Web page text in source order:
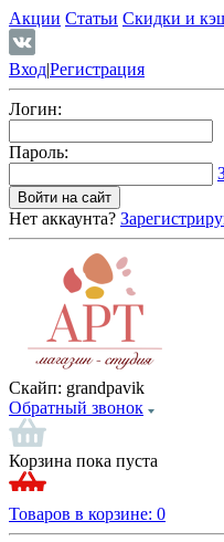
Акции Статьи Скидки и
Вход|Регистрация
Логин:
Пароль:
Нет аккаунта?
Скайп: grandpavik
Обратный звонок
Корзина пока пуста
Товаров в корзине: 0